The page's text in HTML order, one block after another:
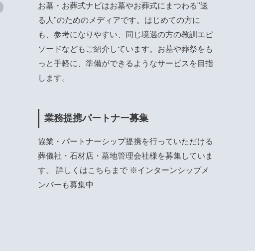
お墓・お葬式ナビはお墓やお葬式にまつわる"送
る人"のためのメディアです。はじめての方に
も、参考になりやすい、同じ境遇の方の教訓エピ
ソードなどもご紹介しています。お墓や葬祭をも
っと手軽に、準備ができるようなサービスを目指
します。
業務提携パートナー募集
協業・パートナーシップ提携を行っていただける
葬儀社・石材店・墓地管理会社様を募集していま
す。 詳しくはこちら まで ※インターンシップメ
ンバーも募集中